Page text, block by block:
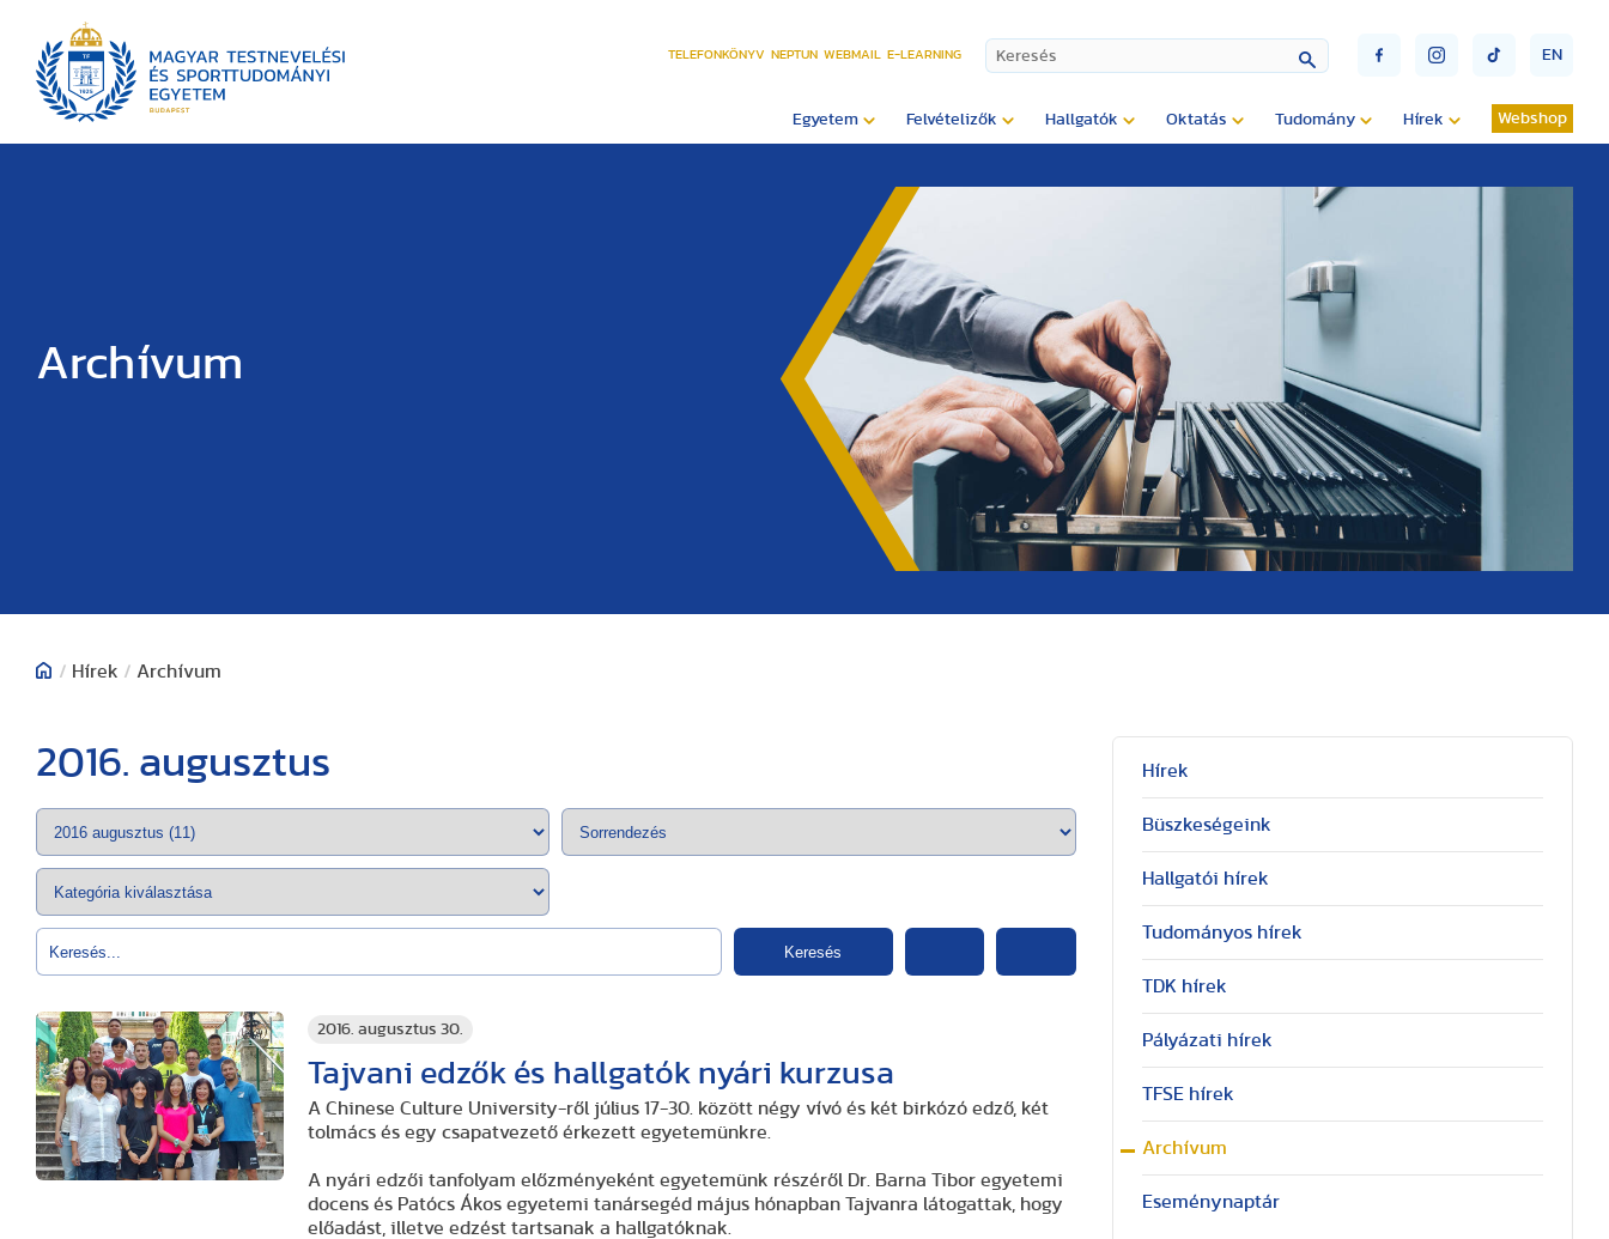
TELEFONKÖNYV NEPTUN WEBMAIL E-LEARNING EN
Egyetem Felvételizők Hallgatók Oktatás Tudomány Hírek Webshop
Archívum
/ Hírek / Archívum
2016. augusztus
Keresés
2016. augusztus 30.
Tajvani edzők és hallgatók nyári kurzusa
A Chinese Culture University-ről július 17-30. között négy vívó és két birkózó edző, két
tolmács és egy csapatvezető érkezett egyetemünkre.
A nyári edzői tanfolyam előzményeként egyetemünk részéről Dr. Barna Tibor egyetemi
docens és Patócs Ákos egyetemi tanársegéd május hónapban Tajvanra látogattak, hogy
előadást, illetve edzést tartsanak a hallgatóknak.
Hírek
Büszkeségeink
Hallgatói hírek
Tudományos hírek
TDK hírek
Pályázati hírek
TFSE hírek
Archívum
Eseménynaptár